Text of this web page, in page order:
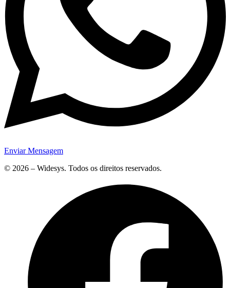
Enviar Mensagem
© 2026 – Widesys. Todos os direitos reservados.